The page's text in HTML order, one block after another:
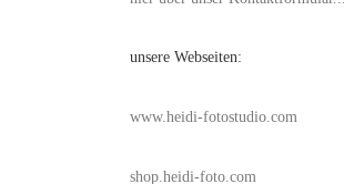
unsere Webseiten:
www.heidi-fotostudio.com
shop.heidi-foto.com